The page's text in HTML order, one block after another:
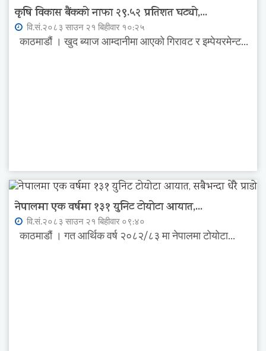
कृषि विकास बैंकको नाफा २९.५२ प्रतिशत घट्यो,...
वि.सं.२०८३ साउन २१ बिहीवार १०:२५
काठमाडौं । खुद ब्याज आम्दानीमा आएको गिरावट र इम्पेयरमेन्ट...
नेपालमा एक वर्षमा १३१ युनिट टोयोटा आयात,...
वि.सं.२०८३ साउन २१ बिहीवार ०९:४०
काठमाडौं । गत आर्थिक वर्ष २०८२/८३ मा नेपालमा टोयोटा...